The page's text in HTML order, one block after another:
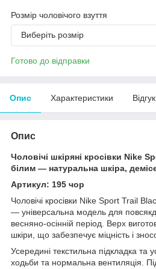
Розмір чоловічого взуття
Виберіть розмір
Готово до відправки
Опис Характеристики
Опис
Чоловічі шкіряні кросівки Nike
білим — натуральна шкіра,
Артикул: 195 чор
Чоловічі кросівки Nike Sport Trail
— універсальна модель для
весняно-осінній період. Верх
шкіри, що забезпечує міцність і
Усередині текстильна підкладка та
ходьби та нормальна вентиляція.